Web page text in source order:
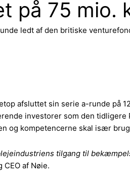
på 75 mio.
ledt af den britiske
afsluttet sin serie a-runde på
investorer som den
og kompetencerne skal især
tilgang til
af Nøie.